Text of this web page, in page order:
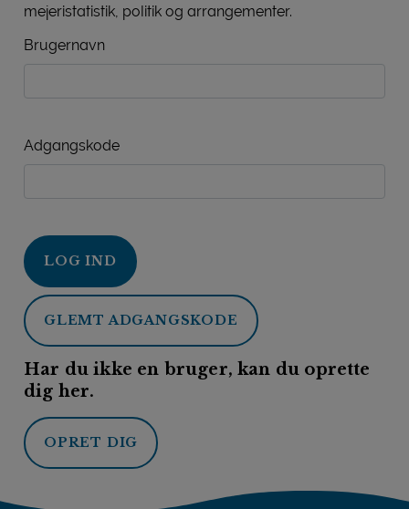
mejeristatistik, politik og arrangementer.
Brugernavn
Adgangskode
LOG IND
GLEMT ADGANGSKODE
Har du ikke en bruger, kan du oprette
dig her.
OPRET DIG